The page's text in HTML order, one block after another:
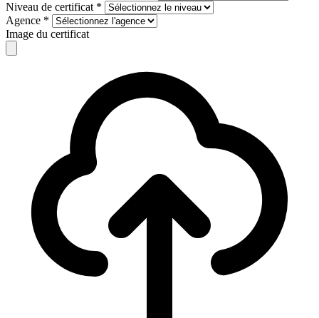
Niveau de certificat *
Agence *
Image du certificat